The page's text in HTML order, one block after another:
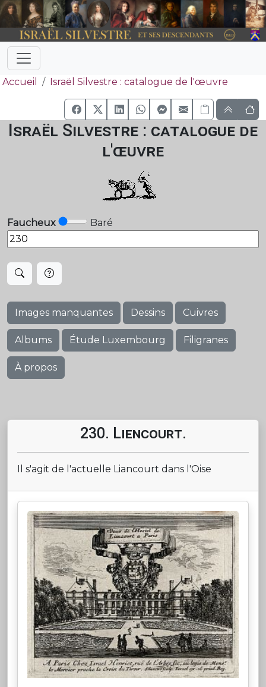
Accueil Israël Silvestre : catalogue de l'œuvre
Israël Silvestre : catalogue de
l'œuvre
Faucheux Baré
Images manquantes Dessins Cuivres
Albums Étude Luxembourg Filigranes
À propos
230. Liencourt.
Il s'agit de l'actuelle Liancourt dans l'Oise